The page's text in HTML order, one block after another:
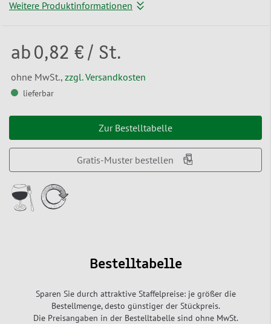
Weitere Produktinformationen
ab 0,82 € / St.
ohne MwSt., zzgl. Versandkosten
lieferbar
Zur Bestelltabelle
Gratis-Muster bestellen
Bestelltabelle
Sparen Sie durch attraktive Staffelpreise: je größer die
Bestellmenge, desto günstiger der Stückpreis.
Die Preisangaben in der Bestelltabelle sind ohne MwSt.